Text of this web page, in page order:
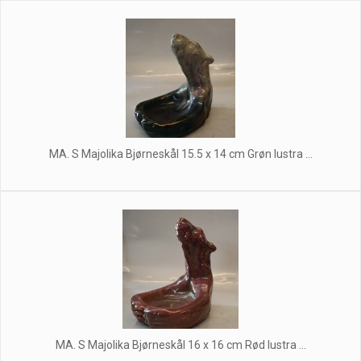
MA. S Majolika Bjørneskål 15.5 x 14 cm Grøn lustra ...
MA. S Majolika Bjørneskål 16 x 16 cm Rød lustra ...